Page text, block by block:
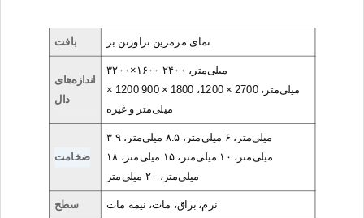
بافت تراورتن بژ نمای مرمرین
اندازه‌های
دال
۳۲۰۰×۱۶۰۰ میلی‌متر، ۲۴۰۰
× 1200 میلی‌متر، 2700 × 1200، 1800 × 900
میلی‌متر و غیره
ضخامت
۳ میلی‌متر، ۶ میلی‌متر، ۸.۵ میلی‌متر، ۹
میلی‌متر، ۱۰ میلی‌متر، ۱۵ میلی‌متر، ۱۸
میلی‌متر، ۲۰ میلی‌متر
سطح نرم، براق، مات، نیمه مات